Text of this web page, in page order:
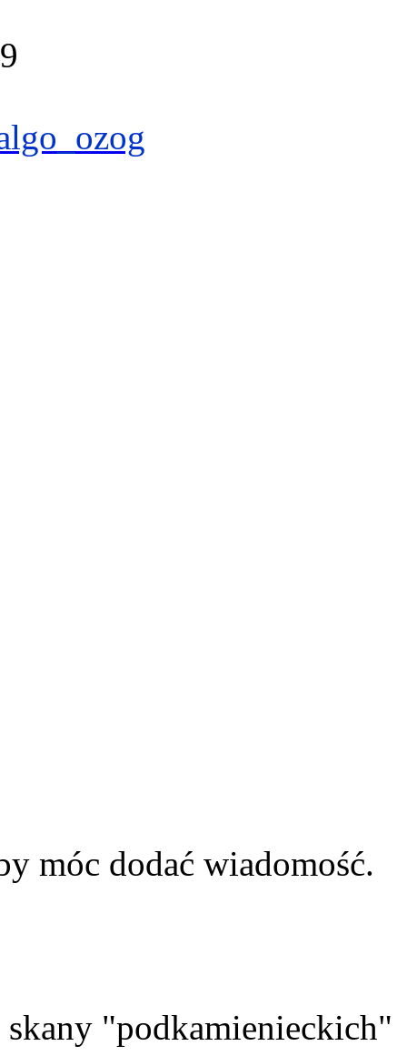
móc dodać wiadomość.
"podkamienieckich"